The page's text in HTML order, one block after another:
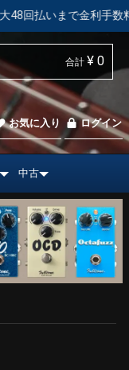
無料！ 【中古市
合計 ¥ 0
お気に入り ログイン
中古